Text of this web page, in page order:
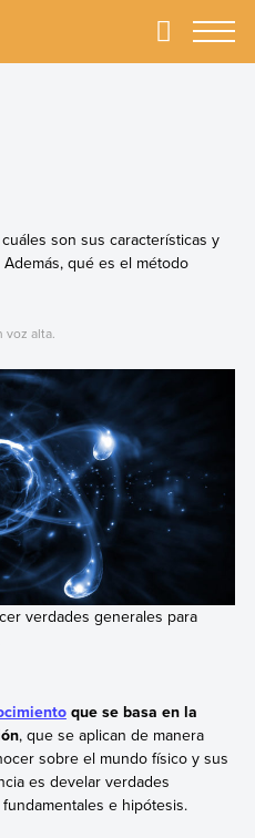
Primary
son sus características y
qué es el método
voz alta.
verdades generales para
que se basa en la
, que se aplican de manera
sobre el mundo físico y sus
es develar verdades
e hipótesis.